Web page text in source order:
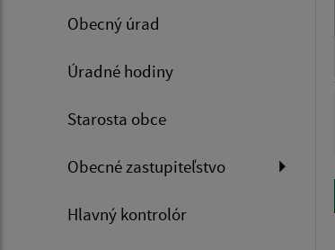
Obecný úrad
Úradné hodiny
Starosta obce
Obecné zastupiteľstvo
Hlavný kontrolór